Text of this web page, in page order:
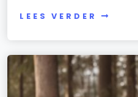
LEES VERDER